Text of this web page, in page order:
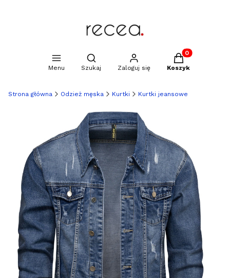
Menu
Otwórz wyszukiwarkę
Szukaj Zaloguj się
Produkty w
Koszyk
Strona główna Odzież męska Kurtki Kurtki jeansowe